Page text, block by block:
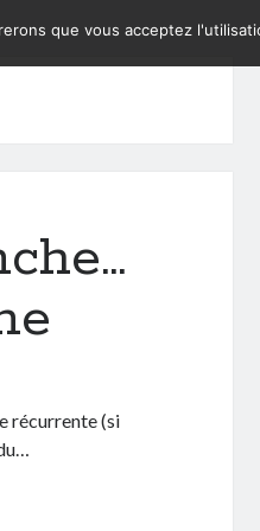
récurrente (si
que vous acceptez